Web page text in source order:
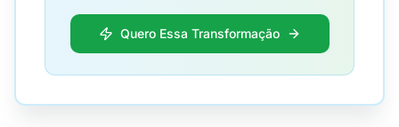
Quero Essa Transformação